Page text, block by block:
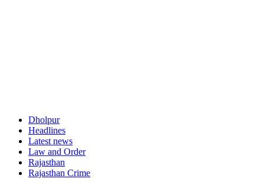
Dholpur
Headlines
Latest news
Law and Order
Rajasthan
Rajasthan Crime